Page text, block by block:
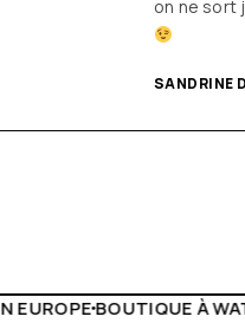
on ne sort
SANDRINE
LIVRAISON